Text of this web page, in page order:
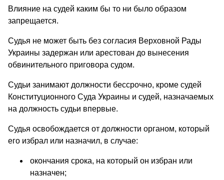
Влияние на судей каким бы то ни было образом
запрещается.
Судья не может быть без согласия Верховной Рады
Украины задержан или арестован до вынесения
обвинительного приговора судом.
Судьи занимают должности бессрочно, кроме судей
Конституционного Суда Украины и судей, назначаемых
на должность судьи впервые.
Судья освобождается от должности органом, который
его избрал или назначил, в случае:
окончания срока, на который он избран или
назначен;